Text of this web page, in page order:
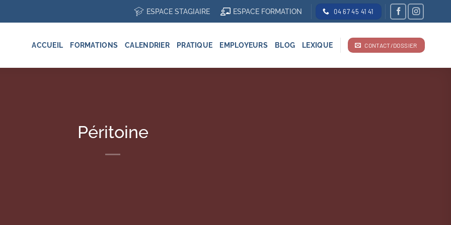
ESPACE STAGIAIRE ESPACE FORMATION 04 67 45 41 41
ACCUEIL FORMATIONS CALENDRIER PRATIQUE EMPLOYEURS BLOG LEXIQUE CONTACT/DOSSIER
Péritoine